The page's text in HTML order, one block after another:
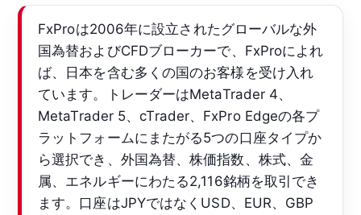
FxProは2006年に設立されたグローバルな外
国為替およびCFDブローカーで、FxProによれ
ば、日本を含む多くの国のお客様を受け入れ
ています。トレーダーはMetaTrader 4、
MetaTrader 5、cTrader、FxPro Edgeの各プ
ラットフォームにまたがる5つの口座タイプか
ら選択でき、外国為替、株価指数、株式、金
属、エネルギーにわたる2,116銘柄を取引でき
ます。口座はJPYではなくUSD、EUR、GBP